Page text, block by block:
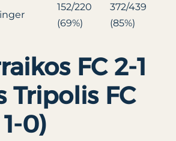
152/220
(69%)
372/439
(85%)
FC 2-1
Tripolis FC
0)